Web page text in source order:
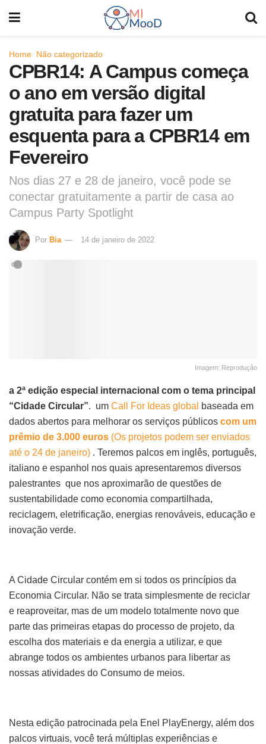
Home Não categorizado
CPBR14: A Campus começa
o ano em versão digital
gratuita para fazer um
esquenta para a CPBR14 em
Fevereiro
Nos dias 27 e 28 de janeiro, você pode se
conectar gratuitamente a partir de casa ao
Campus Party Spotlight
Por Bia 14 de janeiro de 2022
Imagem: Reprodução
a 2ª edição especial internacional com o tema principal
“Cidade Circular”. um Call For Ideas global
baseada em
dados abertos para melhorar os serviços públicos com um
prêmio de 3.000 euros (Os projetos podem ser enviados
até o 24 de janeiro) . Teremos palcos em inglês, português,
italiano e espanhol nos quais apresentaremos diversos
palestrantes que nos aproximarão de questões de
sustentabilidade como economia compartilhada,
reciclagem, eletrificação, energias renováveis, educação e
inovação verde.
A Cidade Circular contém em si todos os princípios da
Economia Circular. Não se trata simplesmente de reciclar
e reaproveitar, mas de um modelo totalmente novo que
parte das primeiras etapas do processo de projeto, da
escolha dos materiais e da energia a utilizar, e que
abrange todos os ambientes urbanos para libertar as
nossas atividades do Consumo de meios.
Nesta edição patrocinada pela Enel PlayEnergy, além dos
palcos virtuais, você terá múltiplas experiências e